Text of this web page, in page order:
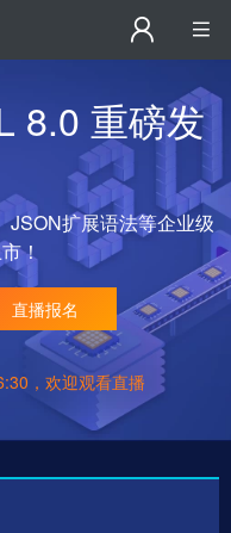
8.0 重磅发
JSON扩展语法等企业级
！
直播报名
，欢迎观看直播